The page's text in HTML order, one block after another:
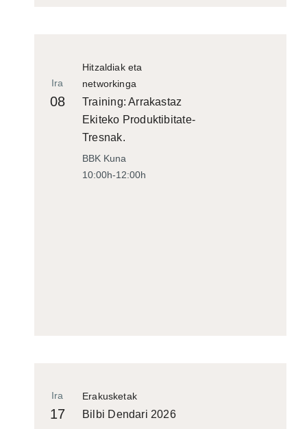
Hitzaldiak eta
networkinga
Ira
08
Training: Arrakastaz
Ekiteko Produktibitate-
Tresnak.
BBK Kuna
10:00h-12:00h
Erakusketak
Ira
17 Bilbi Dendari 2026